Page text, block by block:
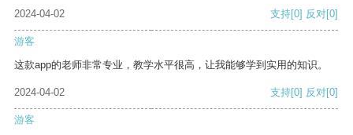
2024-04-02
支持[0] 反对[0]
游客
这款app的老师非常专业，教学水平很高，让我能够学到实用的知识。
2024-04-02 支持[0] 反对[0]
游客